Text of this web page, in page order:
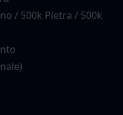
/ 500k Pietra / 500k